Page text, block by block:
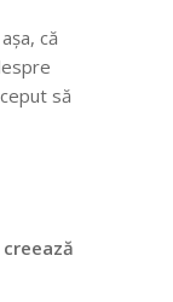
că
să